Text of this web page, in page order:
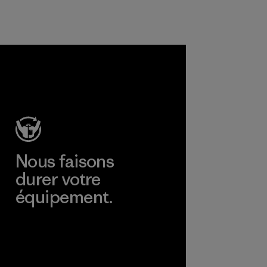
Nous faisons
durer votre
équipement.